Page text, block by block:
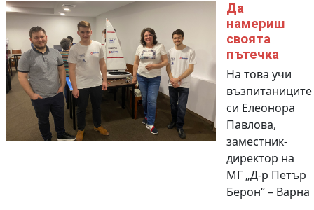
Да
намериш
своята
пътечка
На това учи
възпитаниците
си Елеонора
Павлова,
заместник-
директор на
МГ „Д-р Петър
Берон“ – Варна